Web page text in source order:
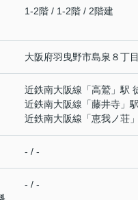
1-2階 / 1-2階 / 2階建
大阪府羽曳野市島泉 ８丁目
近鉄南大阪線 「高鷲 」駅
近鉄南大阪線 「藤井寺 」
近鉄南大阪線 「恵我ノ荘
- / -
- / -